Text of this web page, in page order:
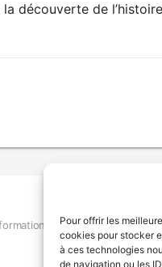
Pour offrir les
cookies pour stocker
à ces technologies
de navigation ou les
découverte de
Déclaration de